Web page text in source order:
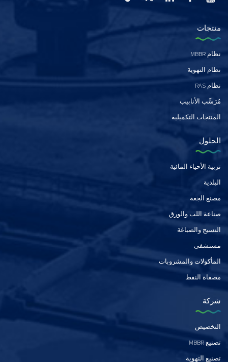
منتجات
نظام MBBR
نظام التهوية
نظام RAS
مُرَسِّب الأنابيب
المنتجات التكميلية
الحلول
تربية الأحياء المائية
البلدية
مصنع الجعة
صناعة اللب والورق
النسيج والصباغة
مستشفى
المأكولات والمشروبات
مصفاة النفط
شركة
التخصيص
تصنيع MBBR
تصنيع التهوية